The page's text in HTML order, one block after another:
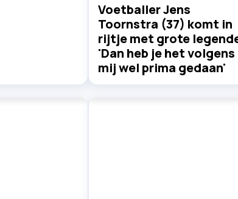
Voetballer Jens
Toornstra (37) komt in
rijtje met grote
'Dan heb je het volgens
mij wel prima gedaan'